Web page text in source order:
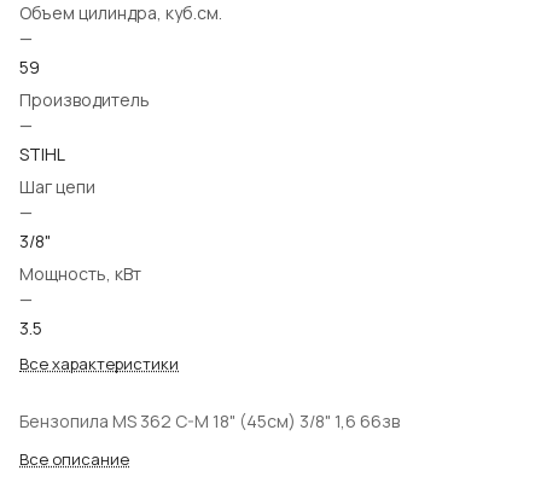
Объем цилиндра, куб.см.
—
59
Производитель
—
STIHL
Шаг цепи
—
3/8"
Мощность, кВт
—
3.5
Все характеристики
Бензопила MS 362 C-M 18" (45см) 3/8" 1,6 66зв
Все описание